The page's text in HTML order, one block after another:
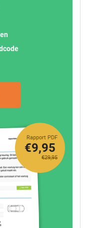
Rapport PDF
€29,95
€9,95